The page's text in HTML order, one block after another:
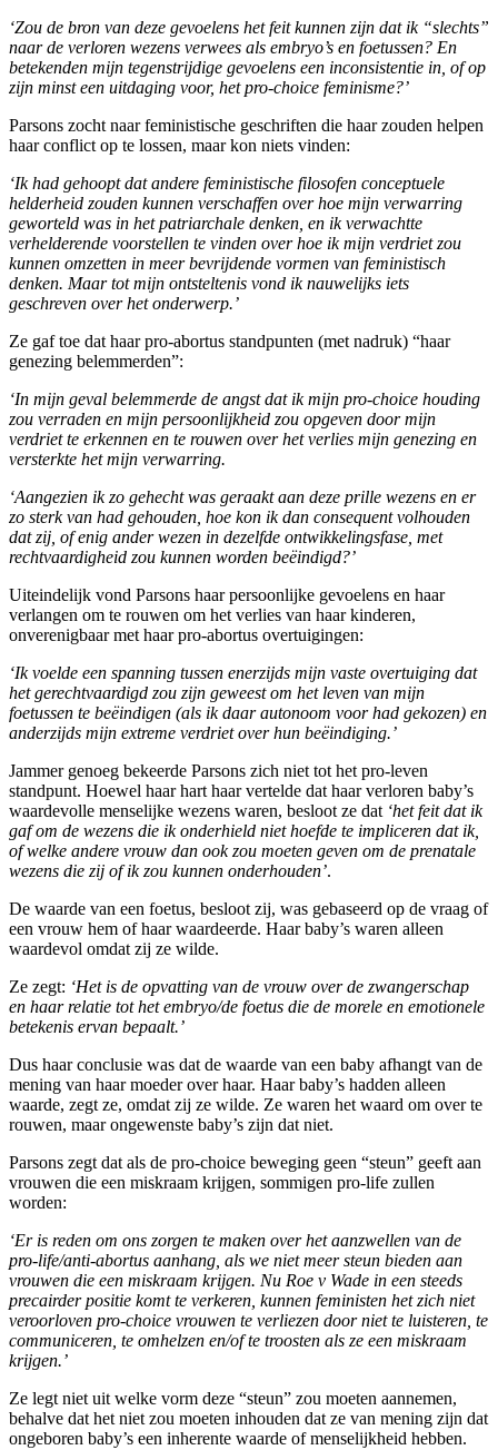
‘Zou de bron van deze gevoelens het feit kunnen zijn dat ik “slechts”
naar de verloren wezens verwees als embryo’s en foetussen? En
betekenden mijn tegenstrijdige gevoelens een inconsistentie in, of op
zijn minst een uitdaging voor, het pro-choice feminisme?’
Parsons zocht naar feministische geschriften die haar zouden helpen
haar conflict op te lossen, maar kon niets vinden:
‘Ik had gehoopt dat andere feministische filosofen conceptuele
helderheid zouden kunnen verschaffen over hoe mijn verwarring
geworteld was in het patriarchale denken, en ik verwachtte
verhelderende voorstellen te vinden over hoe ik mijn verdriet zou
kunnen omzetten in meer bevrijdende vormen van feministisch
denken. Maar tot mijn ontsteltenis vond ik nauwelijks iets
geschreven over het onderwerp.’
Ze gaf toe dat haar pro-abortus standpunten (met nadruk) “haar
genezing belemmerden”:
‘In mijn geval belemmerde de angst dat ik mijn pro-choice houding
zou verraden en mijn persoonlijkheid zou opgeven door mijn
verdriet te erkennen en te rouwen over het verlies mijn genezing en
versterkte het mijn verwarring.
‘Aangezien ik zo gehecht was geraakt aan deze prille wezens en er
zo sterk van had gehouden, hoe kon ik dan consequent volhouden
dat zij, of enig ander wezen in dezelfde ontwikkelingsfase, met
rechtvaardigheid zou kunnen worden beëindigd?’
Uiteindelijk vond Parsons haar persoonlijke gevoelens en haar
verlangen om te rouwen om het verlies van haar kinderen,
onverenigbaar met haar pro-abortus overtuigingen:
‘Ik voelde een spanning tussen enerzijds mijn vaste overtuiging dat
het gerechtvaardigd zou zijn geweest om het leven van mijn
foetussen te beëindigen (als ik daar autonoom voor had gekozen) en
anderzijds mijn extreme verdriet over hun beëindiging.’
Jammer genoeg bekeerde Parsons zich niet tot het pro-leven
standpunt. Hoewel haar hart haar vertelde dat haar verloren baby’s
waardevolle menselijke wezens waren, besloot ze dat ‘het feit dat ik
gaf om de wezens die ik onderhield niet hoefde te impliceren dat ik,
of welke andere vrouw dan ook zou moeten geven om de prenatale
wezens die zij of ik zou kunnen onderhouden’.
De waarde van een foetus, besloot zij, was gebaseerd op de vraag of
een vrouw hem of haar waardeerde. Haar baby’s waren alleen
waardevol omdat zij ze wilde.
Ze zegt: ‘Het is de opvatting van de vrouw over de zwangerschap
en haar relatie tot het embryo/de foetus die de morele en emotionele
betekenis ervan bepaalt.’
Dus haar conclusie was dat de waarde van een baby afhangt van de
mening van haar moeder over haar. Haar baby’s hadden alleen
waarde, zegt ze, omdat zij ze wilde. Ze waren het waard om over te
rouwen, maar ongewenste baby’s zijn dat niet.
Parsons zegt dat als de pro-choice beweging geen “steun” geeft aan
vrouwen die een miskraam krijgen, sommigen pro-life zullen
worden:
‘Er is reden om ons zorgen te maken over het aanzwellen van de
pro-life/anti-abortus aanhang, als we niet meer steun bieden aan
vrouwen die een miskraam krijgen. Nu Roe v Wade in een steeds
precairder positie komt te verkeren, kunnen feministen het zich niet
veroorloven pro-choice vrouwen te verliezen door niet te luisteren, te
communiceren, te omhelzen en/of te troosten als ze een miskraam
krijgen.’
Ze legt niet uit welke vorm deze “steun” zou moeten aannemen,
behalve dat het niet zou moeten inhouden dat ze van mening zijn dat
ongeboren baby’s een inherente waarde of menselijkheid hebben.